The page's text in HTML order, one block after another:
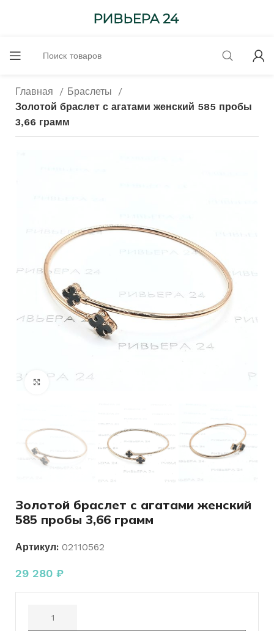
Главная
Браслеты
Золотой браслет с агатами женский 585 пробы
3,66 грамм
Нажмите, чтобы увеличить
Золотой браслет с агатами женский
585 пробы 3,66 грамм
Артикул: 02110562
29 280 ₽